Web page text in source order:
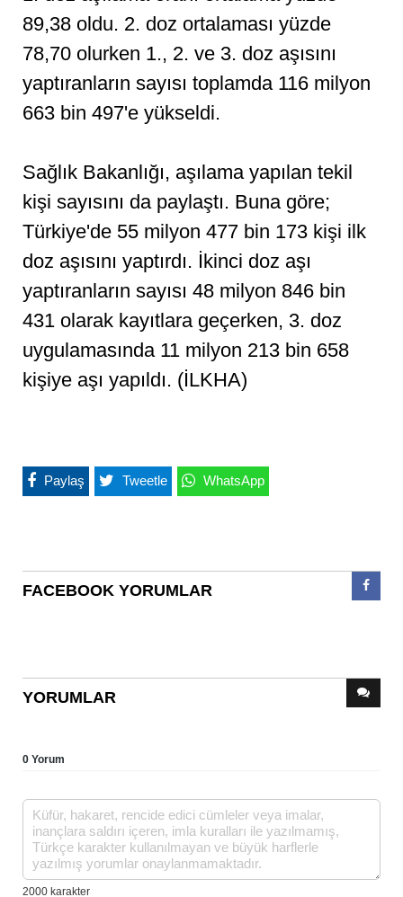
89,38 oldu. 2. doz ortalaması yüzde
78,70 olurken 1., 2. ve 3. doz aşısını
yaptıranların sayısı toplamda 116 milyon
663 bin 497'e yükseldi.
Sağlık Bakanlığı, aşılama yapılan tekil
kişi sayısını da paylaştı. Buna göre;
Türkiye'de 55 milyon 477 bin 173 kişi ilk
doz aşısını yaptırdı. İkinci doz aşı
yaptıranların sayısı 48 milyon 846 bin
431 olarak kayıtlara geçerken, 3. doz
uygulamasında 11 milyon 213 bin 658
kişiye aşı yapıldı. (İLKHA)
Paylaş Tweetle WhatsApp
FACEBOOK YORUMLAR
YORUMLAR
0 Yorum